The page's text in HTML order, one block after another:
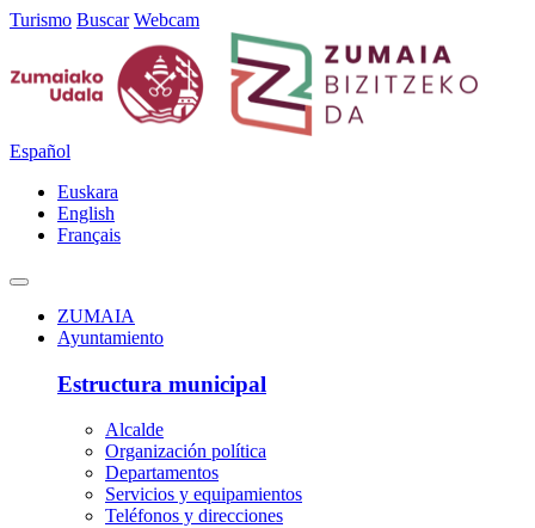
Turismo Buscar Webcam
Español
Euskara
English
Français
ZUMAIA
Ayuntamiento
Estructura municipal
Alcalde
Organización política
Departamentos
Servicios y equipamientos
Teléfonos y direcciones